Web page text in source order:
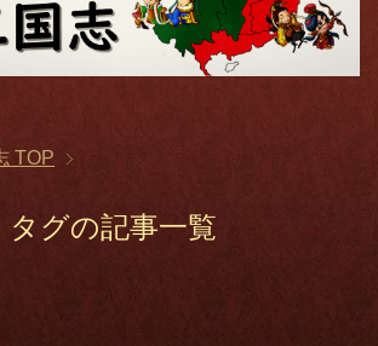
TOP
タグの記事一覧